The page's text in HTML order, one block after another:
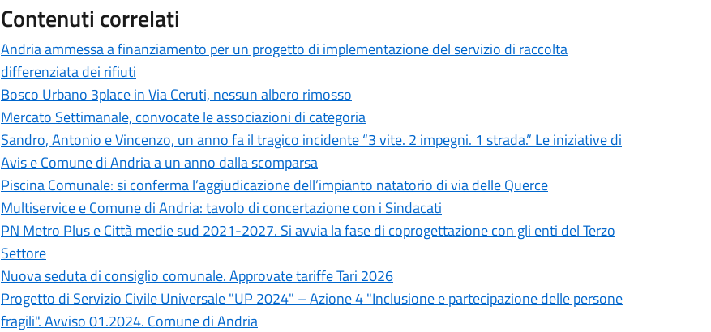
Contenuti correlati
Andria ammessa a finanziamento per un progetto di implementazione del servizio di raccolta
differenziata dei rifiuti
Bosco Urbano 3place in Via Ceruti, nessun albero rimosso
Mercato Settimanale, convocate le associazioni di categoria
Sandro, Antonio e Vincenzo, un anno fa il tragico incidente “3 vite. 2 impegni. 1 strada.” Le iniziative di
Avis e Comune di Andria a un anno dalla scomparsa
Piscina Comunale: si conferma l’aggiudicazione dell’impianto natatorio di via delle Querce
Multiservice e Comune di Andria: tavolo di concertazione con i Sindacati
PN Metro Plus e Città medie sud 2021-2027. Si avvia la fase di coprogettazione con gli enti del Terzo
Settore
Nuova seduta di consiglio comunale. Approvate tariffe Tari 2026
Progetto di Servizio Civile Universale "UP 2024" – Azione 4 "Inclusione e partecipazione delle persone
fragili". Avviso 01.2024. Comune di Andria